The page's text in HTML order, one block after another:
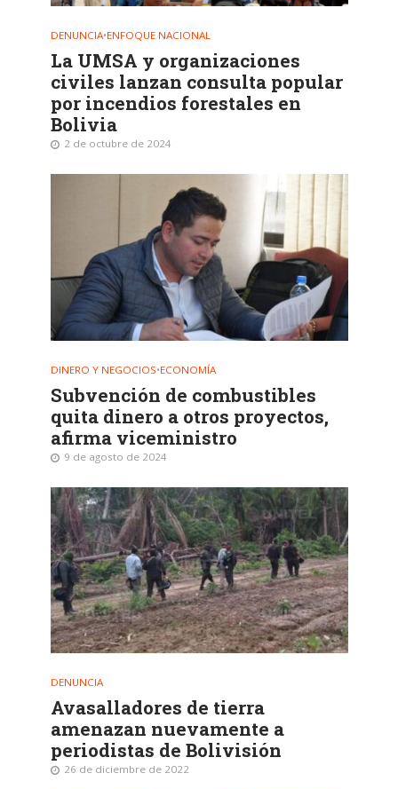
DENUNCIA•ENFOQUE NACIONAL
La UMSA y organizaciones
civiles lanzan consulta popular
por incendios forestales en
Bolivia
2 de octubre de 2024
DINERO Y NEGOCIOS•ECONOMÍA
Subvención de combustibles
quita dinero a otros proyectos,
afirma viceministro
9 de agosto de 2024
DENUNCIA
Avasalladores de tierra
amenazan nuevamente a
periodistas de Bolivisión
26 de diciembre de 2022